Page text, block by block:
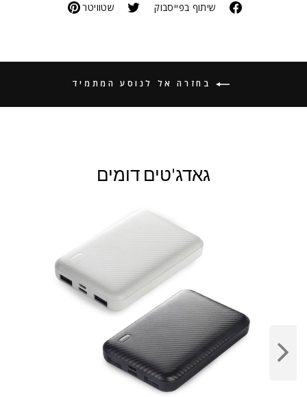
שיתוף בפייסבוק שטוויטר
בחזרה אל לנוסע המתמיד
גאדג'טים דומים